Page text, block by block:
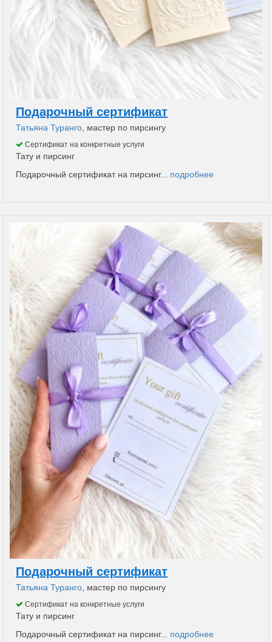
Подарочный сертификат
Татьяна Туранго , мастер по пирсингу
Сертификат на конкретные услуги
Тату и пирсинг
Подарочный сертификат на пирсинг... подробнее
Подарочный сертификат
Татьяна Туранго, мастер по пирсингу
Сертификат на конкретные услуги
Тату и пирсинг
Подарочный сертификат на пирсинг... подробнее